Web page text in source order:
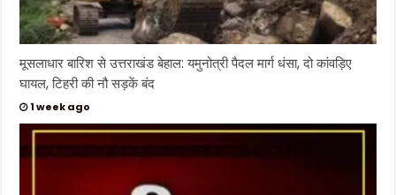
मूसलाधार बारिश से उत्तराखंड बेहाल: यमुनोत्री पैदल मार्ग धंसा, दो कांवड़िए
घायल, टिहरी की नौ सड़कें बंद
1 week ago